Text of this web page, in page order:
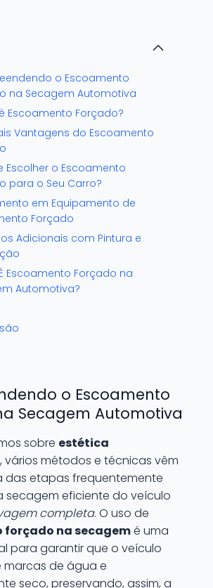
o Escoamento
na Secagem Automotiva
Escoamento Forçado?
Vantagens do Escoamento
Escolher o Escoamento
para o Seu Carro?
em Equipamento de
Forçado
Adicionais com Pintura e
Escoamento Forçado na
Automotiva?
o Escoamento
Secagem Automotiva
sobre estética
, vários métodos e técnicas vêm
das etapas frequentemente
secagem eficiente do veículo
completa. O uso de
forçado na secagemé uma
para garantir que o veículo
marcas de água e
seco, preservando, assim, a